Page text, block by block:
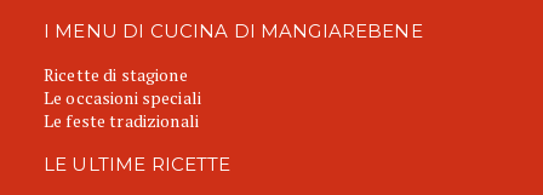
I MENU DI CUCINA DI MANGIAREBENE
Ricette di stagione
Le occasioni speciali
Le feste tradizionali
LE ULTIME RICETTE